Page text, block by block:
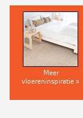
Meer
vloereninspiratie »